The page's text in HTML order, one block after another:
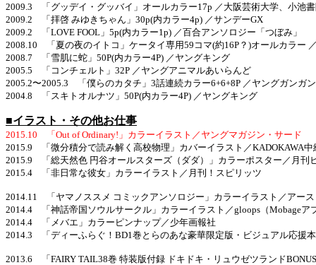
2009.3 「グッデイ・グッバイ」オールカラー17p ／大阪芸術大学、小池
2009.2 「拝啓 みゆきちゃん」30p(内カラー4p) ／サンデーGX
2009.2 「LOVE FOOL」5p(内カラー1p) ／百合アンソロジー「つぼみ」
2008.10 「夏の夜のイトコ」ケータイ専用59コマ(約16P？)オールカラー
2008.7 「雪肌に蛇」50P(内カラー4P) ／ヤングキング
2005.5 「コンチェルト」32P ／ヤングアニマルあいらんど
2005.2〜2005.3 「僕らのカタチ」3話連続カラー6+6+8P ／ヤングガンガン
2004.8 「スキトオルナツ」50P(内カラー4P) ／ヤングキング
■イラスト・その他お仕事
2015.10 「Out of Ordinary!」カラーイラスト／ヤングマガジン・サード
2015.9 「微分積分で読み解く高校物理」カバーイラスト／KADOKAWA中
2015.9 「総天然色 円谷オールスターズ（ダダ）」カラーポスター／月刊
2015.4 「非日常な彼女」カラーイラスト／月刊！スピリッツ
2014.11 「ヤマノススメ コミックアンソロジー」カラーイラスト／アー
2014.4 「神話帝国ソウルサークル」カラーイラスト／gloops（Mobageア
2014.4 「メバエ」カラーピンナップ／少年画報社
2014.3 「ディーふらぐ！BD1巻とらのあな豪華限定版・ビジュアル応援
2013.6 「FAIRY TAIL38巻 特装版付録 ドキドキ・リュウゼツランド